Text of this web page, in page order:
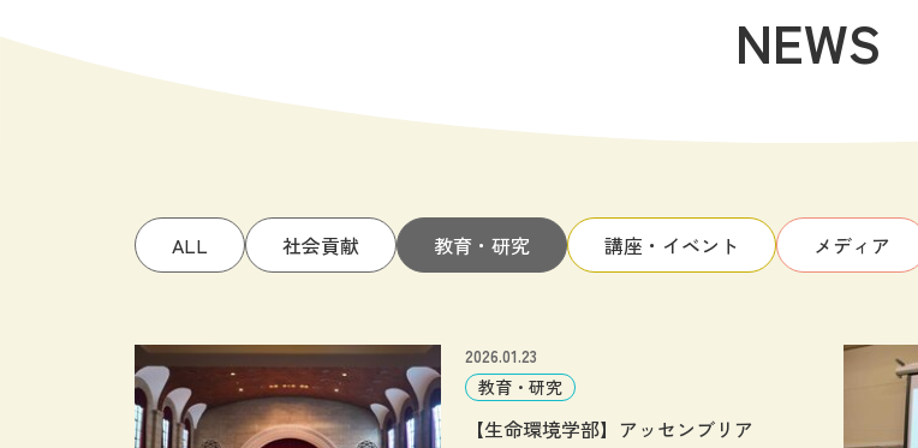
NEWS
ALL 社会貢献 教育・研究 講座・イベント メディア
2026.01.23
教育・研究
【生命環境学部】アッセンブリア